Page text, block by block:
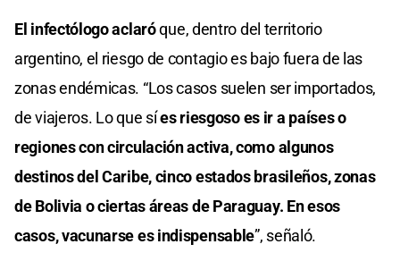
El infectólogo aclaróque, dentro del territorio
argentino, el riesgo de contagio es bajo fuera de las
zonas endémicas. “Los casos suelen ser importados,
de viajeros. Lo que síes riesgoso es ir a países o
regiones con circulación activa, como algunos
destinos del Caribe, cinco estados brasileños, zonas
de Bolivia o ciertas áreas de Paraguay. En esos
casos, vacunarse es indispensable”, señaló.